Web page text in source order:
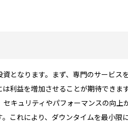
となります。まず、専門のサービス
利益を増加させることが期待できます
キュリティやパフォーマンスの向上
これにより、ダウンタイムを最小限